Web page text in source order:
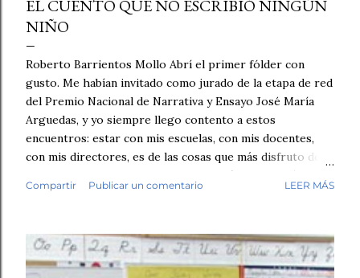
EL CUENTO QUE NO ESCRIBIÓ NINGÚN
NIÑO
Roberto Barrientos Mollo Abrí el primer fólder con
gusto. Me habían invitado como jurado de la etapa de red
del Premio Nacional de Narrativa y Ensayo José María
Arguedas, y yo siempre llego contento a estos
encuentros: estar con mis escuelas, con mis docentes,
con mis directores, es de las cosas que más disfruto de
mi trabajo. Antes de empezar la revisión hubo café,
saludos, conversación. Luego, los fólderes. Leí el primer
un niño. No fue una intuición vaga. Fue el tipo de guion,
el tipo de redacción, esa tersura sin fisuras que uno
reconoce cuando ha leído miles de textos escolares.
Compartir Publicar un comentario LEER MÁS